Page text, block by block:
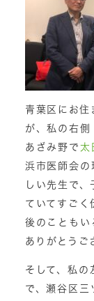
青葉区にお住
が、私の右側
あざみ野で 太
浜市医師会の
しい先生で
ていてすごく
後のこともい
ありがとうご
そして、私の
で、瀬谷区三